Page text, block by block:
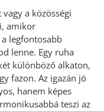
a közösségi
amikor
legfontosabb
lenne. Egy ruha
különböző alkaton,
fazon. Az igazán jó
hanem képes
teszi az